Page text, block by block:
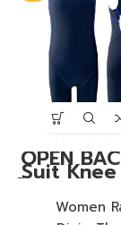
OPEN
Suit
Swimwear
หลังโอเหนื
พื้นสีดำ โร
Women